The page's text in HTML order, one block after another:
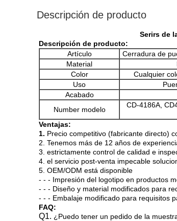
Descripción de producto
Serirs de
Descripción de producto:
Artículo
Cerradura de
Material
Color
Cualquier
Uso
Acabado
Number modelo
CD-4186A,
Ventajas:
1. Precio competitivo (fabricante directo)
2. Tenemos más de 12 años de
3. estrictamente control de calidad e
4. el servicio post-venta impecable
5. OEM/ODM está disponible
- - - Impresión del logotipo en productos
- - - Diseño y material modificados para
- - - Embalaje modificado para requisitos
FAQ:
Q1. ¿Puedo tener un pedido de la